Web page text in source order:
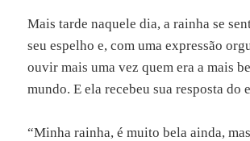
Mais tarde naquele dia, a rainha se
seu espelho e, com uma expressão
ouvir mais uma vez quem era a mais
mundo. E ela recebeu sua resposta do
“Minha rainha, é muito bela ainda,